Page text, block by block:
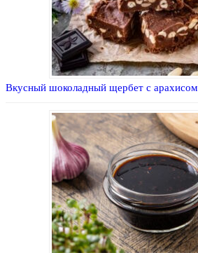
Вкусный шоколадный щербет с арахисом